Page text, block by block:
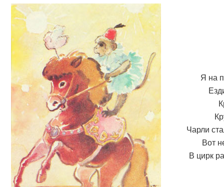
Я на
Чарли
Вот
В цирк